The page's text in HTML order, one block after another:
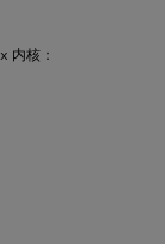
内核：